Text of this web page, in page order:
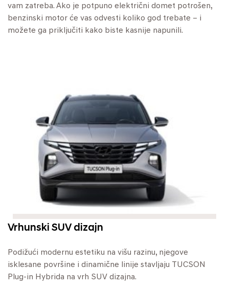
vam zatreba. Ako je potpuno električni domet potrošen,
benzinski motor će vas odvesti koliko god trebate – i
možete ga priključiti kako biste kasnije napunili.
Vrhunski SUV dizajn
Podižući modernu estetiku na višu razinu, njegove
isklesane površine i dinamične linije stavljaju TUCSON
Plug-in Hybrida na vrh SUV dizajna.